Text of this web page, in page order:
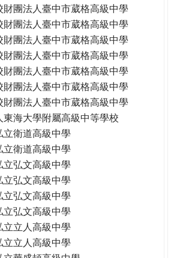
財團法人臺中市葳格高級中學
財團法人臺中市葳格高級中學
財團法人臺中市葳格高級中學
財團法人臺中市葳格高級中學
財團法人臺中市葳格高級中學
財團法人臺中市葳格高級中學
財團法人臺中市葳格高級中學
東海大學附屬高級中等學校
立衛道高級中學
立衛道高級中學
立弘文高級中學
立弘文高級中學
立弘文高級中學
立弘文高級中學
立立人高級中學
立立人高級中學